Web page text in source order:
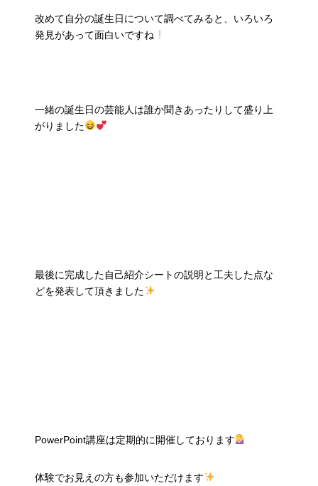
改めて自分の誕生日について調べてみると、いろいろ
発見があって面白いですね
一緒の誕生日の芸能人は誰か聞きあったりして盛り上
がりました
最後に完成した自己紹介シートの説明と工夫した点な
どを発表して頂きました
PowerPoint講座は定期的に開催しております
体験でお見えの方も参加いただけます